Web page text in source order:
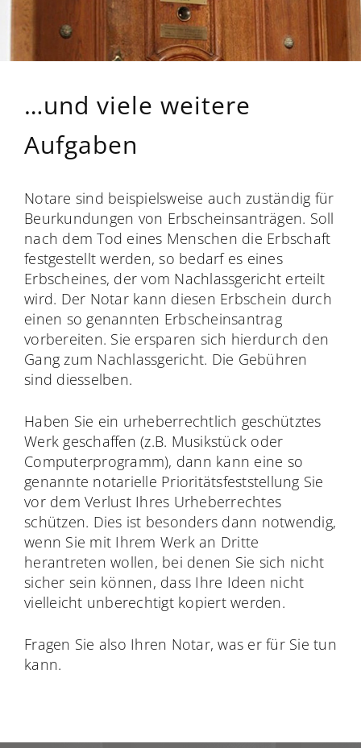
…und viele weitere
Aufgaben
Notare sind beispielsweise auch zuständig für
Beurkundungen von Erbscheinsanträgen. Soll
nach dem Tod eines Menschen die Erbschaft
festgestellt werden, so bedarf es eines
Erbscheines, der vom Nachlassgericht erteilt
wird. Der Notar kann diesen Erbschein durch
einen so genannten Erbscheinsantrag
vorbereiten. Sie ersparen sich hierdurch den
Gang zum Nachlassgericht. Die Gebühren
sind diesselben.
Haben Sie ein urheberrechtlich geschütztes
Werk geschaffen (z.B. Musikstück oder
Computerprogramm), dann kann eine so
genannte notarielle Prioritätsfeststellung Sie
vor dem Verlust Ihres Urheberrechtes
schützen. Dies ist besonders dann notwendig,
wenn Sie mit Ihrem Werk an Dritte
herantreten wollen, bei denen Sie sich nicht
sicher sein können, dass Ihre Ideen nicht
vielleicht unberechtigt kopiert werden.
Fragen Sie also Ihren Notar, was er für Sie tun
kann.